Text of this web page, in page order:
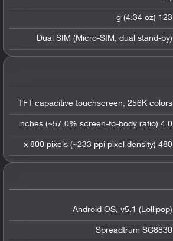
123 g (4.34 oz)
Dual SIM (Micro-SIM, dual stand-by)
TFT capacitive touchscreen, 256K colors
4.0 inches (~57.0% screen-to-body ratio)
480 x 800 pixels (~233 ppi pixel density)
Android OS, v5.1 (Lollipop)
Spreadtrum SC8830